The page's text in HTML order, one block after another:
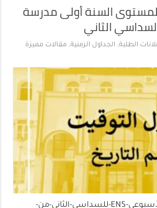
السنة أولى مدرسة
الطلبة, الجداول الزمنية, مقالات مميزة
جدول-الاستعمال-الزمني-الأسبوعي-ENS-للسداسي-الثاني-من-